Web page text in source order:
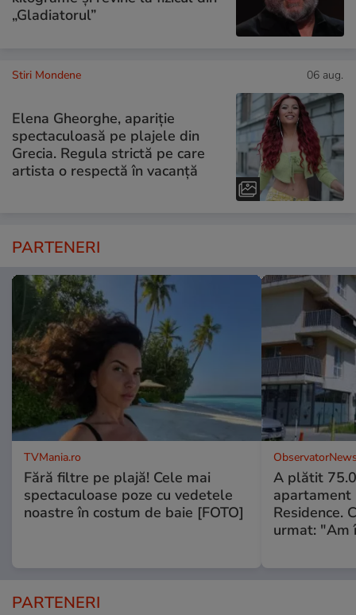
„Gladiatorul”
Stiri Mondene 06 aug.
Elena Gheorghe, apariție
spectaculoasă pe plajele din
Grecia. Regula strictă pe care
artista o respectă în vacanță
PARTENERI
TVMania.ro
Fără filtre pe plajă! Cele mai
spectaculoase poze cu vedetele
noastre în costum de baie [FOTO]
A plătit
apartament
Residence.
urmat: "Am
PARTENERI